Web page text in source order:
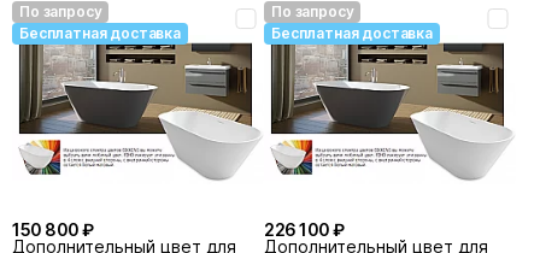
По запросу
Бесплатная доставка
150 800 ₽
Дополнительный цвет для
По запросу
Бесплатная доставка
226 100 ₽
Дополнительный цвет для